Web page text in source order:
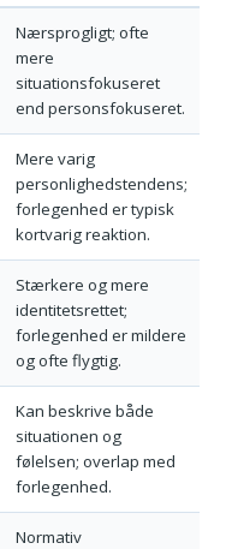
Nærsprogligt; ofte
mere
situationsfokuseret
end personsfokuseret.
Mere varig
personlighedstendens;
forlegenhed er typisk
kortvarig reaktion.
Stærkere og mere
identitetsrettet;
forlegenhed er mildere
og ofte flygtig.
Kan beskrive både
situationen og
følelsen; overlap med
forlegenhed.
Normativ